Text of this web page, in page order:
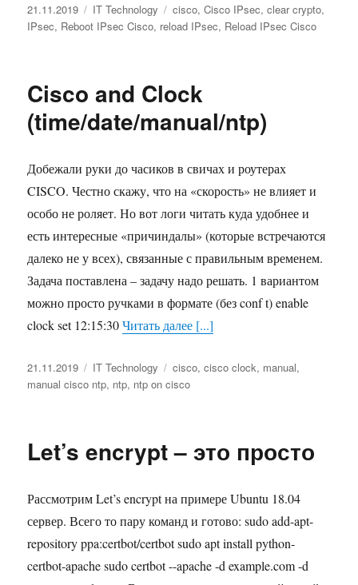
Опубликовано
21.11.2019 Рубрики
IT Technology Метки
cisco,Cisco IPsec,clear crypto,
IPsec, Reboot IPsec Cisco, reload IPsec, Reload IPsec Cisco
Cisco and Clock
(time/date/manual/ntp)
Добежали руки до часиков в свичах и роутерах
CISCO. Честно скажу, что на «скорость» не влияет и
особо не роляет. Но вот логи читать куда удобнее и
есть интересные «причиндалы» (которые встречаются
далеко не у всех), связанные с правильным временем.
Задача поставлена – задачу надо решать. 1 вариантом
можно просто ручками в формате (без conf t) enable
clock set 12:15:30Читать далее [...]
Опубликовано
21.11.2019 Рубрики
IT Technology Метки
cisco,cisco clock, manual,
manual cisco ntp, ntp, ntp on cisco
Let’s encrypt – это просто
Рассмотрим Let’s encrypt на примере Ubuntu 18.04
сервер. Всего то пару команд и готово: sudo add-apt-
repository ppa:certbot/certbot sudo apt install python-
certbot-apache sudo certbot --apache -d example.com -d